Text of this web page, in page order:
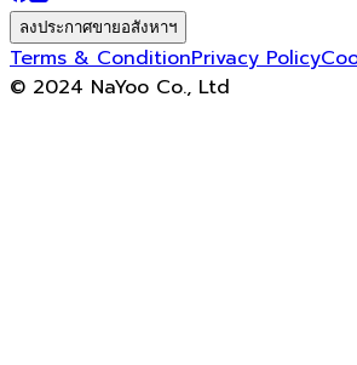
ลงประกาศขายอสังหาฯ
Terms & ConditionPrivacy Policy
© 2024 NaYoo Co., Ltd